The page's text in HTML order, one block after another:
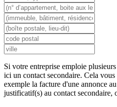
Si votre entreprise emploie
ici un contact secondaire. Cela
exemple la facture d'une annonce
justificatif(s) au contact secondaire,